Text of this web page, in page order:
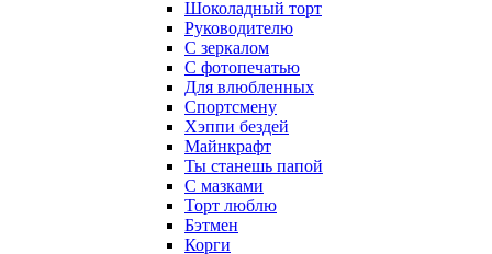
Шоколадный торт
Руководителю
С зеркалом
С фотопечатью
Для влюбленных
Спортсмену
Хэппи бездей
Майнкрафт
Ты станешь папой
С мазками
Торт люблю
Бэтмен
Корги